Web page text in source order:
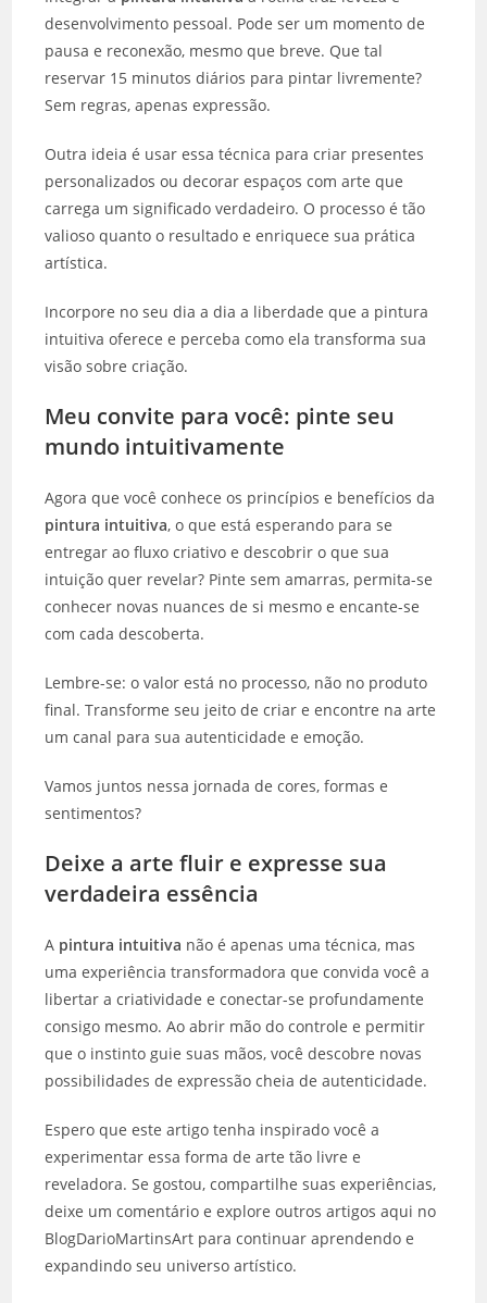
desenvolvimento pessoal. Pode ser um momento de
pausa e reconexão, mesmo que breve. Que tal
reservar 15 minutos diários para pintar livremente?
Sem regras, apenas expressão.
Outra ideia é usar essa técnica para criar presentes
personalizados ou decorar espaços com arte que
carrega um significado verdadeiro. O processo é tão
valioso quanto o resultado e enriquece sua prática
artística.
Incorpore no seu dia a dia a liberdade que a pintura
intuitiva oferece e perceba como ela transforma sua
visão sobre criação.
Meu convite para você: pinte seu
mundo intuitivamente
Agora que você conhece os princípios e benefícios da
pintura intuitiva, o que está esperando para se
entregar ao fluxo criativo e descobrir o que sua
intuição quer revelar? Pinte sem amarras, permita-se
conhecer novas nuances de si mesmo e encante-se
com cada descoberta.
Lembre-se: o valor está no processo, não no produto
final. Transforme seu jeito de criar e encontre na arte
um canal para sua autenticidade e emoção.
Vamos juntos nessa jornada de cores, formas e
sentimentos?
Deixe a arte fluir e expresse sua
verdadeira essência
A pintura intuitiva não é apenas uma técnica, mas
uma experiência transformadora que convida você a
libertar a criatividade e conectar-se profundamente
consigo mesmo. Ao abrir mão do controle e permitir
que o instinto guie suas mãos, você descobre novas
possibilidades de expressão cheia de autenticidade.
Espero que este artigo tenha inspirado você a
experimentar essa forma de arte tão livre e
reveladora. Se gostou, compartilhe suas experiências,
deixe um comentário e explore outros artigos aqui no
BlogDarioMartinsArt para continuar aprendendo e
expandindo seu universo artístico.